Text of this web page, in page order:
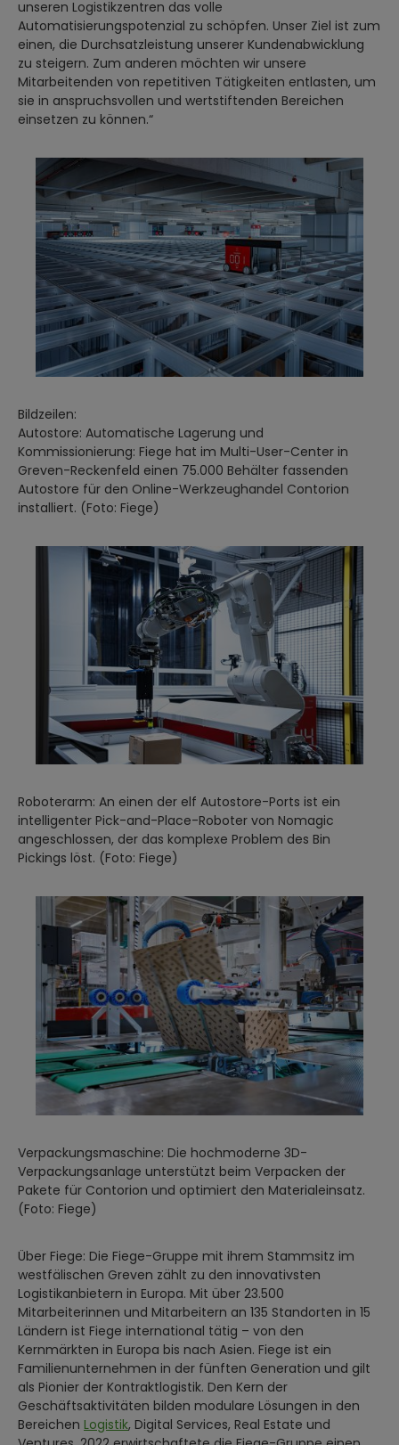
unseren Logistikzentren das volle
Automatisierungspotenzial zu schöpfen. Unser Ziel ist zum
einen, die Durchsatzleistung unserer Kundenabwicklung
zu steigern. Zum anderen möchten wir unsere
Mitarbeitenden von repetitiven Tätigkeiten entlasten, um
sie in anspruchsvollen und wertstiftenden Bereichen
einsetzen zu können.“
Bildzeilen:
Autostore: Automatische Lagerung und
Kommissionierung: Fiege hat im Multi-User-Center in
Greven-Reckenfeld einen 75.000 Behälter fassenden
Autostore für den Online-Werkzeughandel Contorion
installiert. (Foto: Fiege)
Roboterarm: An einen der elf Autostore-Ports ist ein
intelligenter Pick-and-Place-Roboter von Nomagic
angeschlossen, der das komplexe Problem des Bin
Pickings löst. (Foto: Fiege)
Verpackungsmaschine: Die hochmoderne 3D-
Verpackungsanlage unterstützt beim Verpacken der
Pakete für Contorion und optimiert den Materialeinsatz.
(Foto: Fiege)
Über Fiege: Die Fiege-Gruppe mit ihrem Stammsitz im
westfälischen Greven zählt zu den innovativsten
Logistikanbietern in Europa. Mit über 23.500
Mitarbeiterinnen und Mitarbeitern an 135 Standorten in 15
Ländern ist Fiege international tätig – von den
Kernmärkten in Europa bis nach Asien. Fiege ist ein
Familienunternehmen in der fünften Generation und gilt
als Pionier der Kontraktlogistik. Den Kern der
Geschäftsaktivitäten bilden modulare Lösungen in den
Bereichen Logistik, Digital Services, Real Estate und